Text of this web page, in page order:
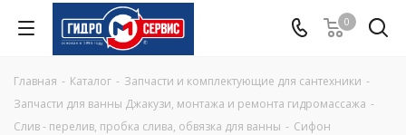
0
Главная - Каталог - Запчасти и комплектующие для сантехники -
Запчасти для ванны Джакузи, монтажа и ремонта гидромассажа -
Слив - перелив, пробка слива, обвязка для ванны - Сифон